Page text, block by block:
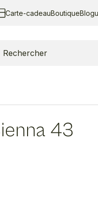
Carte-cadeauBoutique
43